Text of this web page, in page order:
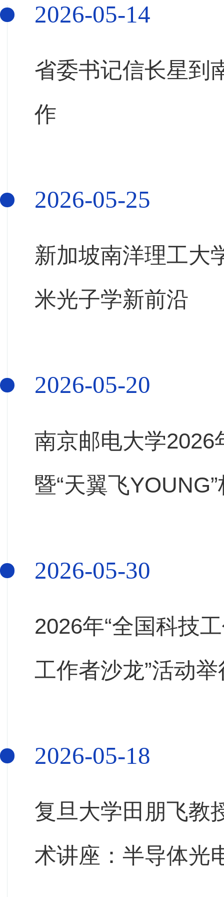
省委书记信长星到
作
2026-05-14
新加坡南洋理工大
米光子学新前沿
2026-05-25
南京邮电大学2026
暨“天翼飞
2026-05-20
2026年“全国科技
工作者沙龙”活动举
2026-05-30
复旦大学田朋飞教
术讲座：半导体光
2026-05-18